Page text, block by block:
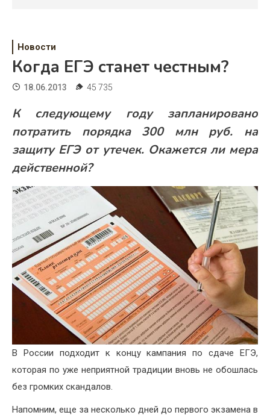
Дом
Жизнь
Хобби
Красота
Недвижимость
Новости
Когда ЕГЭ станет честным?
18.06.2013 45 735
К следующему году запланировано
потратить порядка 300 млн руб. на
защиту ЕГЭ от утечек. Окажется ли мера
действенной?
В России подходит к концу кампания по сдаче ЕГЭ,
которая по уже неприятной традиции вновь не обошлась
без громких скандалов.
Напомним, еще за несколько дней до первого экзамена в